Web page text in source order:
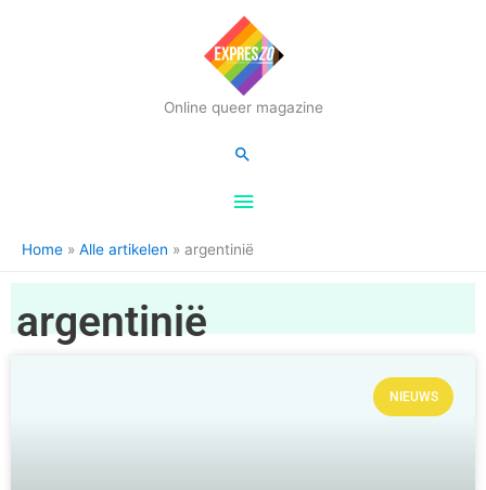
Online queer magazine
Hoofdmenu
Zoeken
Home Alle artikelen argentinië
argentinië
NIEUWS